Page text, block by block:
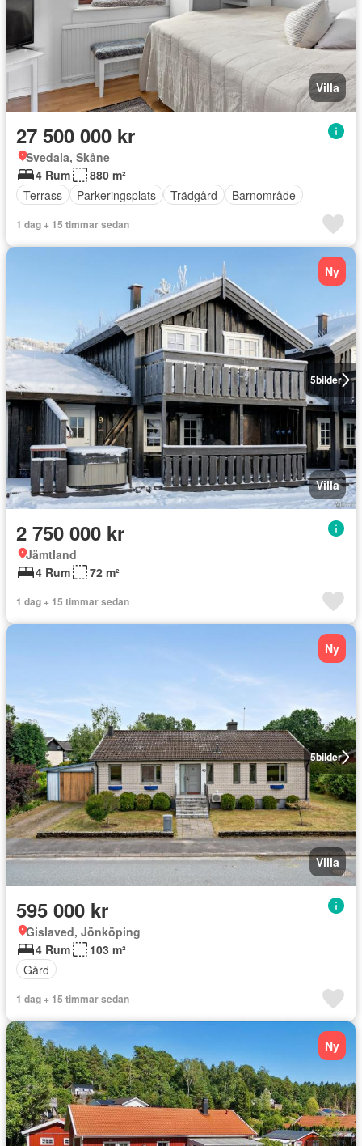
Villa
27 500 000 kr
Svedala, Skåne
4 Rum
880 m²
Terrass
Parkeringsplats Trädgård Barnområde
1 dag + 15 timmar sedan
5bilder
Ny
Villa
2 750 000 kr
Jämtland
4 Rum
72 m²
1 dag + 15 timmar sedan
5bilder
Ny
Villa
595 000 kr
Gislaved, Jönköping
4 Rum
103 m²
Gård
1 dag + 15 timmar sedan
Ny